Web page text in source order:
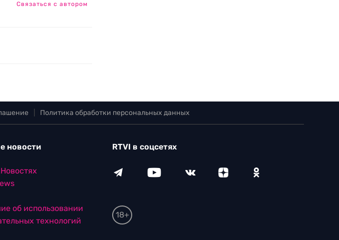
Связаться с автором
Политика обработки персональных данных
новости
об использовании
технологий
RTVI в соцсетях
18+